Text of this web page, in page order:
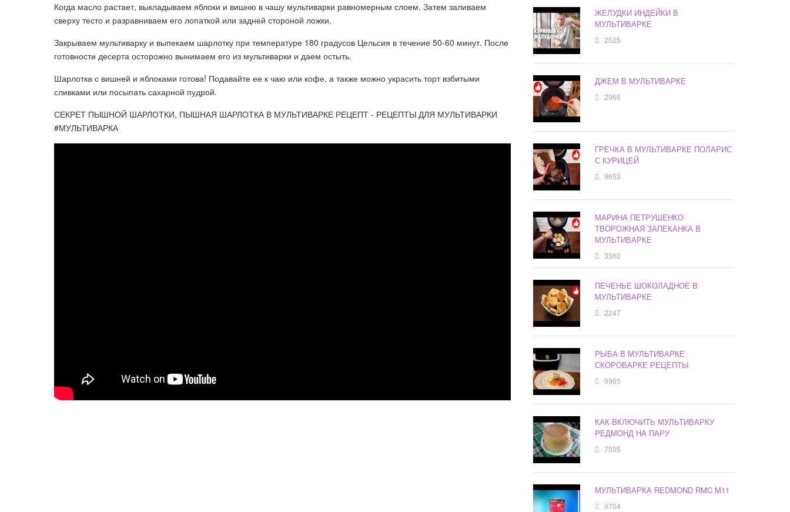
Когда масло растает, выкладываем яблоки и вишню в чашу мультиварки равномерным слоем. Затем заливаем
сверху тесто и разравниваем его лопаткой или задней стороной ложки.
Закрываем мультиварку и выпекаем шарлотку при температуре 180 градусов Цельсия в течение 50-60 минут. После
готовности десерта осторожно вынимаем его из мультиварки и даем остыть.
Шарлотка с вишней и яблоками готова! Подавайте ее к чаю или кофе, а также можно украсить торт взбитыми
сливками или посыпать сахарной пудрой.
СЕКРЕТ ПЫШНОЙ ШАРЛОТКИ, ПЫШНАЯ ШАРЛОТКА В МУЛЬТИВАРКЕ РЕЦЕПТ - РЕЦЕПТЫ ДЛЯ МУЛЬТИВАРКИ
#МУЛЬТИВАРКА
ЖЕЛУДКИ ИНДЕЙКИ В
МУЛЬТИВАРКЕ
2525
ДЖЕМ В МУЛЬТИВАРКЕ
2966
ГРЕЧКА В МУЛЬТИВАРКЕ ПОЛАРИС
С КУРИЦЕЙ
9653
МАРИНА ПЕТРУШЕНКО
ТВОРОЖНАЯ ЗАПЕКАНКА В
МУЛЬТИВАРКЕ
3360
ПЕЧЕНЬЕ ШОКОЛАДНОЕ В
МУЛЬТИВАРКЕ
2247
РЫБА В МУЛЬТИВАРКЕ
СКОРОВАРКЕ РЕЦЕПТЫ
9965
КАК ВКЛЮЧИТЬ МУЛЬТИВАРКУ
РЕДМОНД НА ПАРУ
7505
МУЛЬТИВАРКА REDMOND RMC M11
9704